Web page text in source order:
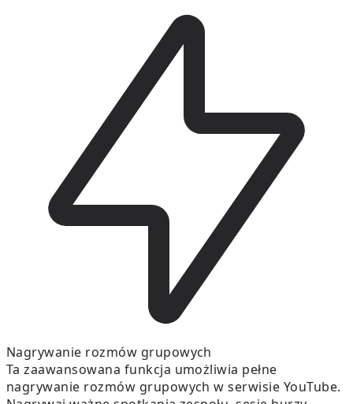
Nagrywanie rozmów grupowych
Ta zaawansowana funkcja umożliwia pełne
nagrywanie rozmów grupowych w serwisie YouTube.